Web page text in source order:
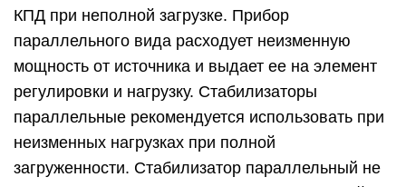
КПД при неполной загрузке. Прибор
параллельного вида расходует неизменную
мощность от источника и выдает ее на элемент
регулировки и нагрузку. Стабилизаторы
параллельные рекомендуется использовать при
неизменных нагрузках при полной
загруженности. Стабилизатор параллельный не